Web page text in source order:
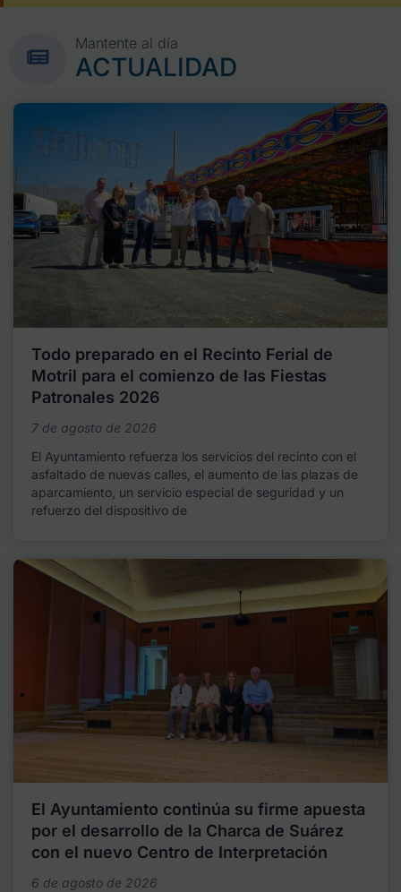
Mantente al día
ACTUALIDAD
Todo preparado en el Recinto Ferial de
Motril para el comienzo de las Fiestas
Patronales 2026
7 de agosto de 2026
El Ayuntamiento refuerza los servicios del recinto con el
asfaltado de nuevas calles, el aumento de las plazas de
aparcamiento, un servicio especial de seguridad y un
refuerzo del dispositivo de
El Ayuntamiento continúa su firme apuesta
por el desarrollo de la Charca de Suárez
con el nuevo Centro de Interpretación
6 de agosto de 2026